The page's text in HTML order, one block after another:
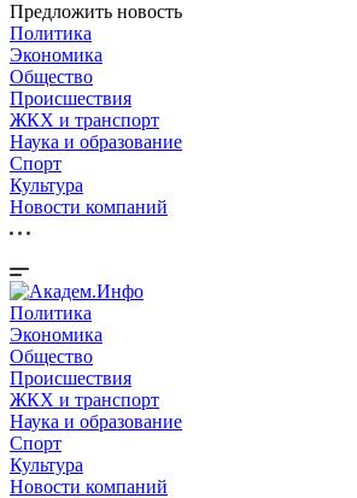
Предложить новость
Политика
Экономика
Общество
Происшествия
ЖКХ и транспорт
Наука и образование
Спорт
Культура
Новости компаний
Политика
Экономика
Общество
Происшествия
ЖКХ и транспорт
Наука и образование
Спорт
Культура
Новости компаний